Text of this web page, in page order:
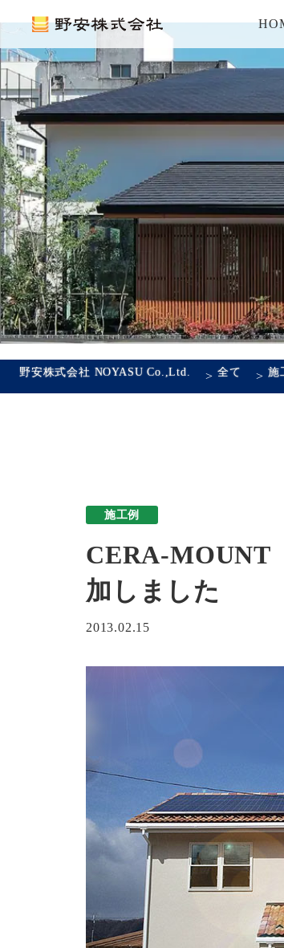
野安株式会社 NOYASU Co.,Ltd. >全て >施
施工例
CERA-
加しました
2013.02.15